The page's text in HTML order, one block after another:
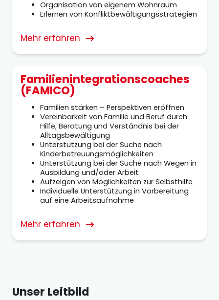
Organisation von eigenem Wohnraum
Erlernen von Konfliktbewältigungsstrategien
Mehr erfahren
Fa­mi­li­en­in­te­gra­ti­ons­coa­ches
(FAMICO)
Familien stärken – Perspektiven eröffnen
Vereinbarkeit von Familie und Beruf durch
Hilfe, Beratung und Verständnis bei der
Alltagsbewältigung
Unterstützung bei der Suche nach
Kinderbetreuungsmöglichkeiten
Unterstützung bei der Suche nach Wegen in
Ausbildung und/oder Arbeit
Aufzeigen von Möglichkeiten zur Selbsthilfe
Individuelle Unterstützung in Vorbereitung
auf eine Arbeitsaufnahme
Mehr erfahren
Unser Leitbild